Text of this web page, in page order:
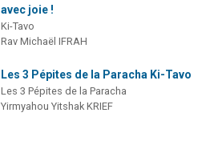
avec joie !
Ki-Tavo
Rav Michaël IFRAH
Les 3 Pépites de la Paracha Ki-Tavo
Les 3 Pépites de la Paracha
Yirmyahou Yitshak KRIEF